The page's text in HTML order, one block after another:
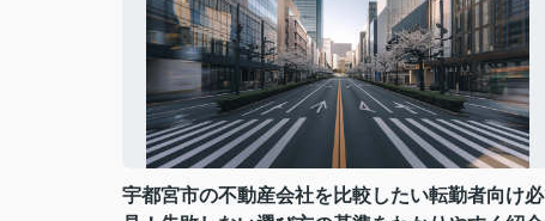
宇都宮市の不動産会社を比較したい転勤者向け必